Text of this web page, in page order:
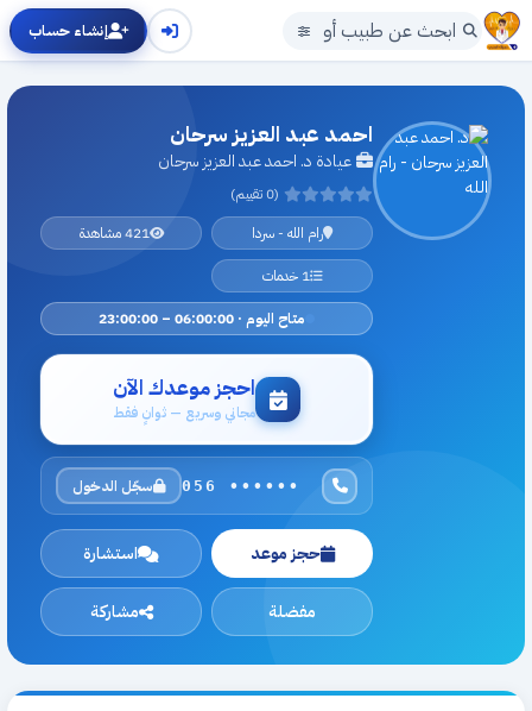
إنشاء حساب
احمد عبد العزيز سرحان
عيادة د. احمد عبد العزيز سرحان
(0 تقييم)
رام الله - سردا
421 مشاهدة
1 خدمات
متاح اليوم · 06:00:00 – 23:00:00
احجز موعدك الآن
مجاني وسريع — ثوانٍ فقط
056 •••••• سجّل الدخول
حجز موعد استشارة
مفضلة مشاركة